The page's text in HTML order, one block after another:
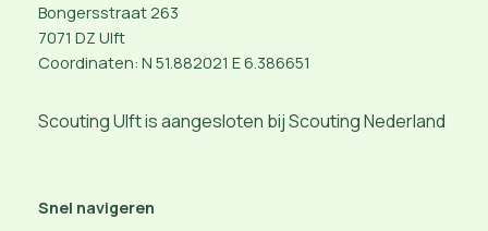
Bongersstraat 263
7071 DZ Ulft
Coordinaten: N 51.882021 E 6.386651
Scouting Ulft is aangesloten bij Scouting Nederland
Snel navigeren